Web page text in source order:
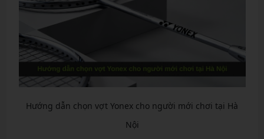
Hướng dẫn chọn vợt Yonex cho người mới chơi tại Hà
Nội